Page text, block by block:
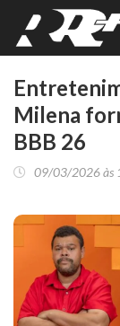
Milena
BBB 26
09/03/2026 às